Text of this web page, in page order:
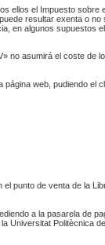
ellos el Impuesto sobre
resultar exenta o
en algunos supuestos
no asumirá el coste de
web, pudiendo el
punto de venta de la
a la pasarela de
Universitat Politècnica